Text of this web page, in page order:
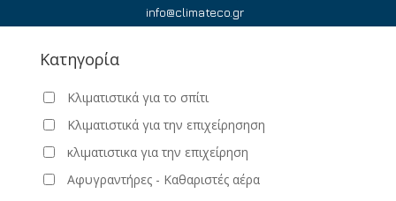
info@climateco.gr
Κατηγορία
Κλιματιστικά για το σπίτι
Κλιματιστικά για την επιχείρησηση
κλιματιστικα για την επιχείρηση
Αφυγραντήρες - Καθαριστές αέρα